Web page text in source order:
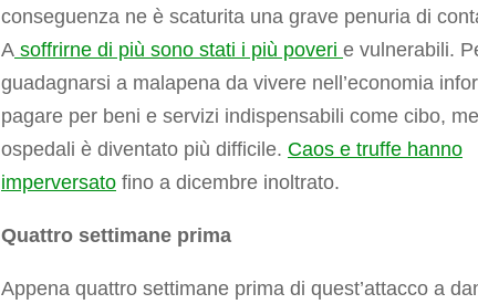
conseguenza ne è scaturita una grave penuria di
A soffrirne di più sono stati i più poveri e vulnerabili.
guadagnarsi a malapena da vivere nell’economia
pagare per beni e servizi indispensabili come cibo,
ospedali è diventato più difficile. Caos e truffe hanno
imperversato fino a dicembre inoltrato.
Quattro settimane prima
Appena quattro settimane prima di quest’attacco a